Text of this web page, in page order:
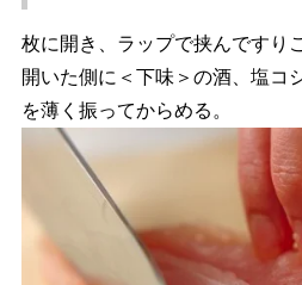
枚に開き、ラップで挟んですり
開いた側に＜下味＞の酒、塩コ
を薄く振ってからめる。